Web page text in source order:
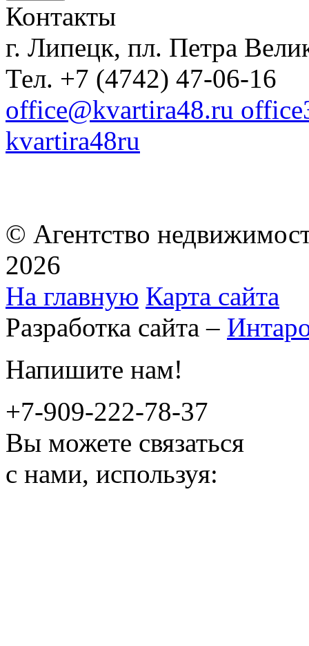
Контакты
г. Липецк, пл. Петра
Тел. +7 (4742) 47-06-16
office@kvartira48.ru
kvartira48ru
© Агентство
2026
На главную Карта сайта
Разработка сайта –
Напишите нам!
+7-909-222-78-37
Вы можете связаться
с нами, используя: